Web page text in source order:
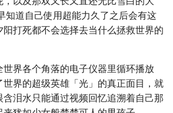
知道自己使用超能力久了之后会有这
打死都不会选择去当什么拯救世界的
界各个角落的电子仪器里循环播放
世界的超级英雄「光」的真正面目，就
泪水只能通过视频回忆追溯着自己那